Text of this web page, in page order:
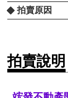
拍賣原因
拍賣說明